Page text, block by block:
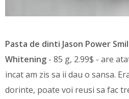
Pasta de dinti Jason Power
Whitening - 85 g, 2.99$ - are
incat am zis sa ii dau o sansa.
dorinte, poate voi reusi sa fac